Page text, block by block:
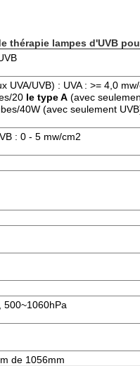
thérapie lampes d'UVB
UVA/UVB) : UVA : >= 4,0
20 le type A (avec
40W (avec seulement
: 0 - 5 mw/cm2
de 1056mm